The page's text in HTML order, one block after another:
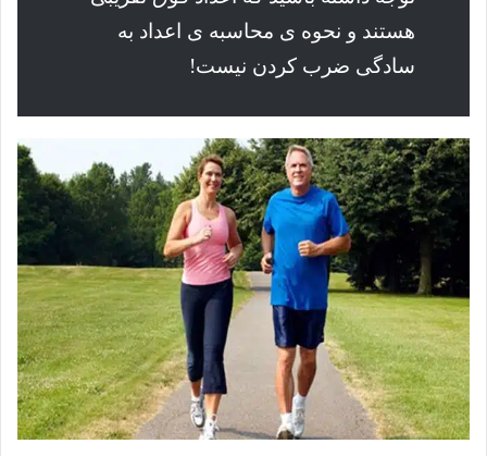
هستند و نحوه ی محاسبه ی اعداد به
سادگی ضرب کردن نیست!